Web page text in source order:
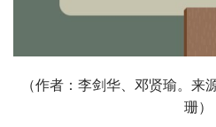
（作者：李剑华、邓贤瑜。来
珊）